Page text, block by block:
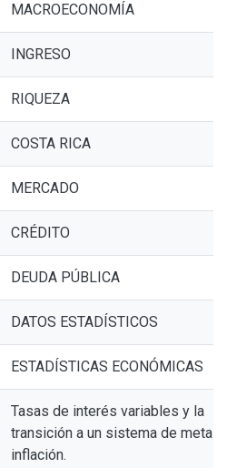
MACROECONOMÍA
INGRESO
RIQUEZA
COSTA RICA
MERCADO
CRÉDITO
DEUDA PÚBLICA
DATOS ESTADÍSTICOS
ESTADÍSTICAS ECONÓMICAS
Tasas de interés variables y la
transición a un sistema de metas
inflación.